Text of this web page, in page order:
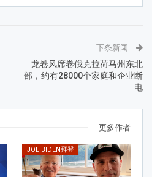
下条新闻
龙卷风席卷俄克拉荷马州东北
部，约有28000个家庭和企业断
电
更多作者
JOE BIDEN拜登